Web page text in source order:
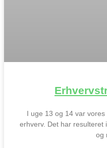
I uge 13 og 14 var
erhverv. Det har resulteret
og